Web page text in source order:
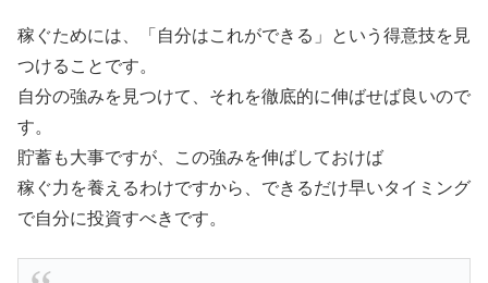
稼ぐためには、「自分はこれができる」という得意技を見
つけることです。
自分の強みを見つけて、それを徹底的に伸ばせば良いので
す。
貯蓄も大事ですが、この強みを伸ばしておけば
稼ぐ力を養えるわけですから、できるだけ早いタイミング
で自分に投資すべきです。